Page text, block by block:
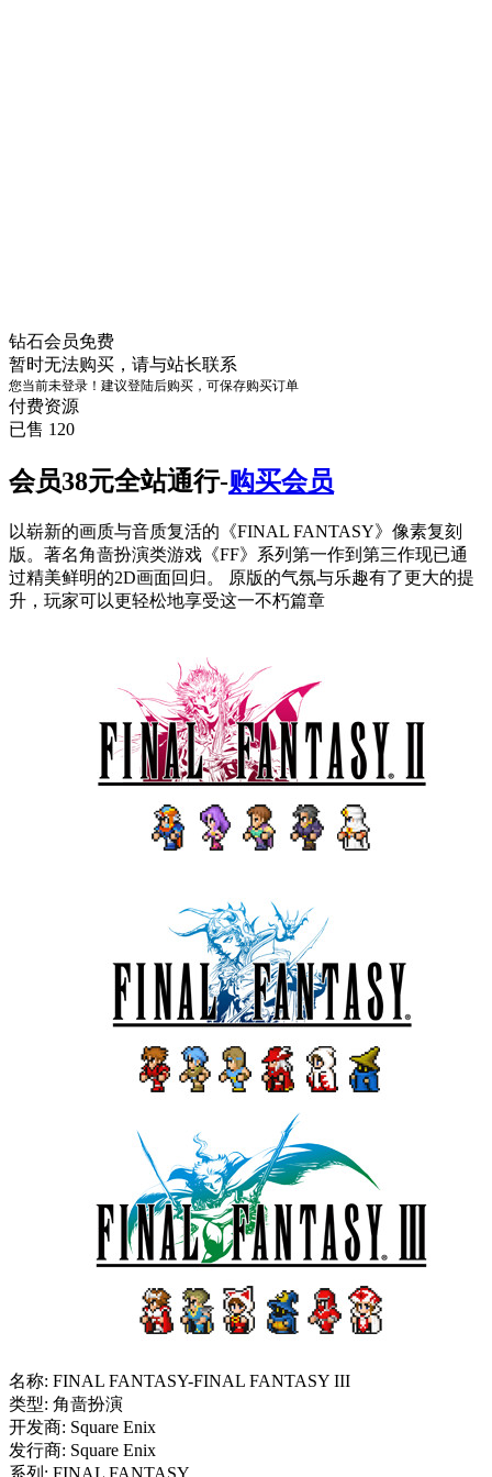
钻石会员免费
暂时无法购买，请与站长联系
您当前未登录！建议登陆后购买，可保存购买订单
付费资源
已售 120
会员38元全站通行-购买会员
以崭新的画质与音质复活的《FINAL FANTASY》像素复刻
版。著名角啬扮演类游戏《FF》系列第一作到第三作现已通
过精美鲜明的2D画面回归。 原版的气氛与乐趣有了更大的提
升，玩家可以更轻松地享受这一不朽篇章
名称: FINAL FANTASY-FINAL FANTASY III
类型: 角啬扮演
开发商: Square Enix
发行商: Square Enix
系列: FINAL FANTASY